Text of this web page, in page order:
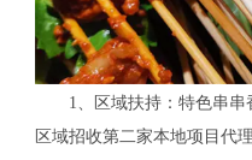
1、区域扶持：特色串串
区域招收第二家本地项目代理